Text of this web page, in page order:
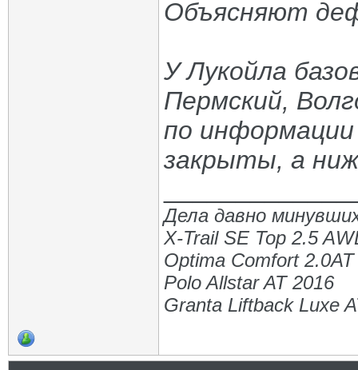
Объясняют
У Лукойла
Пермский,
по
закрыты, а
Дела давно
X-Trail SE Top 2.5
Optima Comfort
Polo Allstar AT 2016
Granta Liftback Luxe